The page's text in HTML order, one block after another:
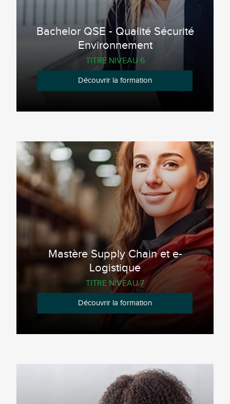
Bachelor QSE - Qualité Sécurité
Environnement
TITRE NIVEAU 6
Découvrir la formation
Mastère Supply Chain et e-
Logistique
TITRE NIVEAU 7
Découvrir la formation